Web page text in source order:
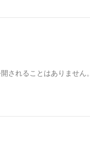
されることはありません。